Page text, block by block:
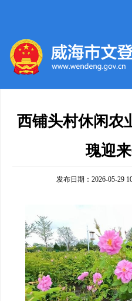
西铺头村休闲农
瑰迎
发布日期：2026-05-29